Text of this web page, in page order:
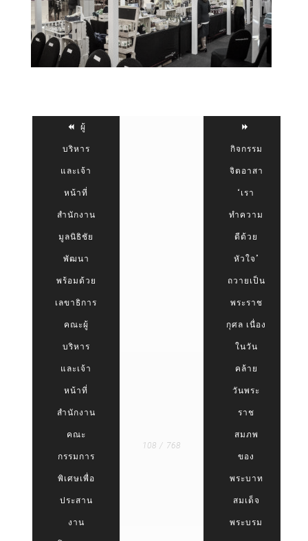
ผู้
บริหาร
และเจ้า
หน้าที่
สำนักงาน
มูลนิธิชัย
พัฒนา
พร้อมด้วย
เลขาธิการ
คณะผู้
บริหาร
และเจ้า
หน้าที่
สำนักงาน
คณะ
กรรมการ
พิเศษเพื่อ
ประสาน
งาน
108 / 768
กิจกรรม
จิตอาสา
“เรา
ทำความ
ดีด้วย
หัวใจ”
ถวายเป็น
พระราช
กุศล เนื่อง
ในวัน
คล้าย
วันพระ
ราช
สมภพ
ของ
พระบาท
สมเด็จ
พระบรม